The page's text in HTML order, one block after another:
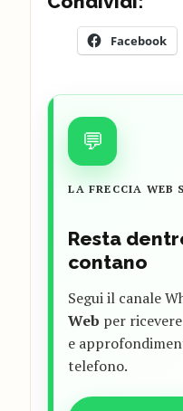
Facebook
💬
LA FRECCIA WEB
Resta
contano
Segui il canale
Web per
e
telefono.